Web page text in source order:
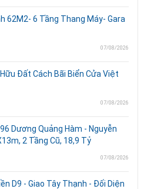
62M2- 6 Tầng Thang Máy- Gara
07/08/2026
Đất Cách Bãi Biển Cửa Việt
07/08/2026
Dương Quảng Hàm - Nguyễn
2 Tầng Cũ, 18,9 Tỷ
07/08/2026
D9 - Giao Tây Thạnh - Đối Diện